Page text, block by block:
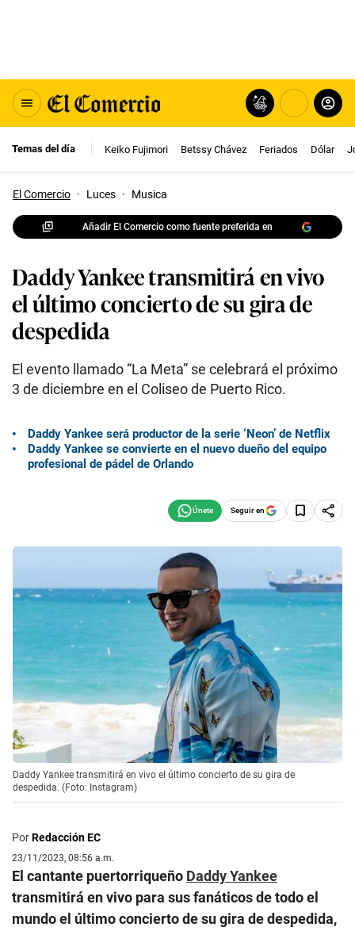
Temas del día Keiko Fujimori Betssy Chávez Feriados Dólar
El Comercio · Luces · Musica
Añadir El Comercio como fuente preferida en
Daddy Yankee transmitirá en vivo
el último concierto de su gira de
despedida
El evento llamado “La Meta” se celebrará el próximo
3 de diciembre en el Coliseo de Puerto Rico.
Daddy Yankee será productor de la serie ‘Neon’ de Netflix
Daddy Yankee se convierte en el nuevo dueño del equipo
profesional de pádel de Orlando
Seguir en
Daddy Yankee transmitirá en vivo el último concierto de su gira de
despedida. (Foto: Instagram)
PorRedacción EC
23/11/2023, 08:56 a.m.
El cantante puertorriqueño Daddy Yankee
transmitirá en vivo para sus fanáticos de todo el
mundo el último concierto de su gira de despedida,